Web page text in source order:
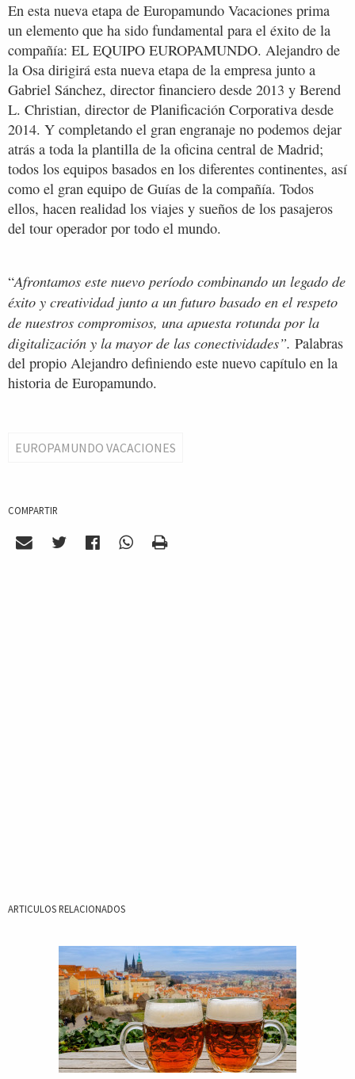
En esta nueva etapa de Europamundo Vacaciones prima
un elemento que ha sido fundamental para el éxito de la
compañía: EL EQUIPO EUROPAMUNDO. Alejandro de
la Osa dirigirá esta nueva etapa de la empresa junto a
Gabriel Sánchez, director financiero desde 2013 y Berend
L. Christian, director de Planificación Corporativa desde
2014. Y completando el gran engranaje no podemos dejar
atrás a toda la plantilla de la oficina central de Madrid;
todos los equipos basados en los diferentes continentes, así
como el gran equipo de Guías de la compañía. Todos
ellos, hacen realidad los viajes y sueños de los pasajeros
del tour operador por todo el mundo.
“Afrontamos este nuevo período combinando un legado de
éxito y creatividad junto a un futuro basado en el respeto
de nuestros compromisos, una apuesta rotunda por la
digitalización y la mayor de las conectividades”. Palabras
del propio Alejandro definiendo este nuevo capítulo en la
historia de Europamundo.
EUROPAMUNDO VACACIONES
COMPARTIR
ARTICULOS RELACIONADOS